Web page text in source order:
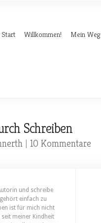
Start Willkommen! Mein Weg
Schreiben
| 10 Kommentare
und schreibe
einfach zu
ist für mich nicht
meiner Kindheit